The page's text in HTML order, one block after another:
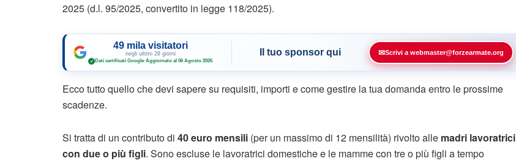
2025 (d.l. 95/2025, convertito in legge 118/2025).
49 mila visitatori
negli ultimi 28 giorni
✓ Dati certificati Google·Aggiornato al 06 Agosto 2026
Il tuo sponsor qui ✉Scrivi a webmaster@forzearmate.org
Ecco tutto quello che devi sapere su requisiti, importi e come gestire la tua domanda entro le prossime
scadenze.
Si tratta di un contributo di 40 euro mensili (per un massimo di 12 mensilità) rivolto alle madri lavoratrici
con due o più figli. Sono escluse le lavoratrici domestiche e le mamme con tre o più figli a tempo